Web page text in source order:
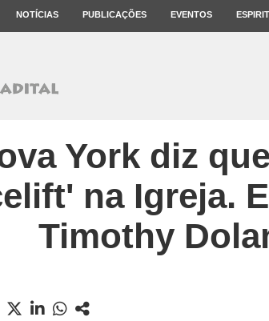
NOTÍCIAS PUBLICAÇÕES EVENTOS
York diz
na Igreja.
Timothy